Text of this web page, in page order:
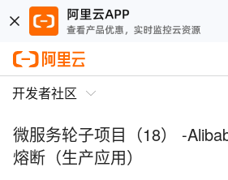
开发者社区
微服务轮子项目（18） -
熔断（生产应用）